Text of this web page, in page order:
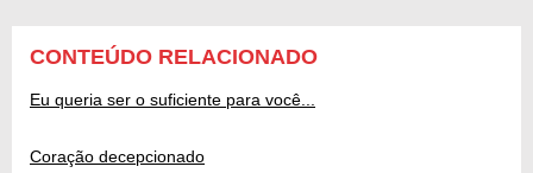
CONTEÚDO RELACIONADO
Eu queria ser o suficiente para você...
Coração decepcionado